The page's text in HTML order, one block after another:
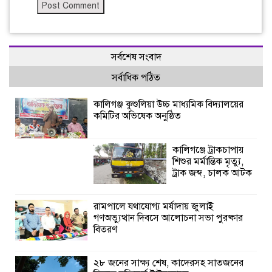
সর্বশেষ সংবাদ
সর্বাধিক পঠিত
কালিগঞ্জ কুশুলিয়া উচ্চ মাধ্যমিক বিদ্যালয়ের
কমিটির অভিষেক অনুষ্ঠিত
কালিগঞ্জে ট্রাকচাপায়
শিশুর মর্মান্তিক মৃত্যু,
ট্রাক জব্দ, চালক আটক
রামপালে যথাযোগ্য মর্যাদায় জুলাই
গণঅভ্যুত্থান দিবসে আলোচনা সভা পুরষ্কার
বিতরণ
২৮ জনের সাক্ষ্য শেষ, কাদেরসহ সাতজনের